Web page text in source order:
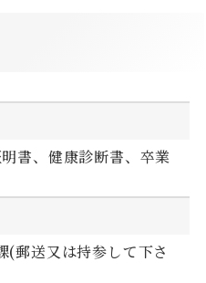
書、健康診断書、卒業
(郵送又は持参して下さ